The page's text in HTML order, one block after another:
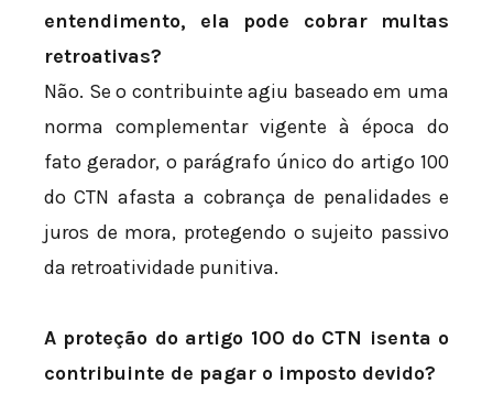
entendimento, ela pode cobrar multas
retroativas?
Não. Se o contribuinte agiu baseado em uma
norma complementar vigente à época do
fato gerador, o parágrafo único do artigo 100
do CTN afasta a cobrança de penalidades e
juros de mora, protegendo o sujeito passivo
da retroatividade punitiva.
A proteção do artigo 100 do CTN isenta o
contribuinte de pagar o imposto devido?